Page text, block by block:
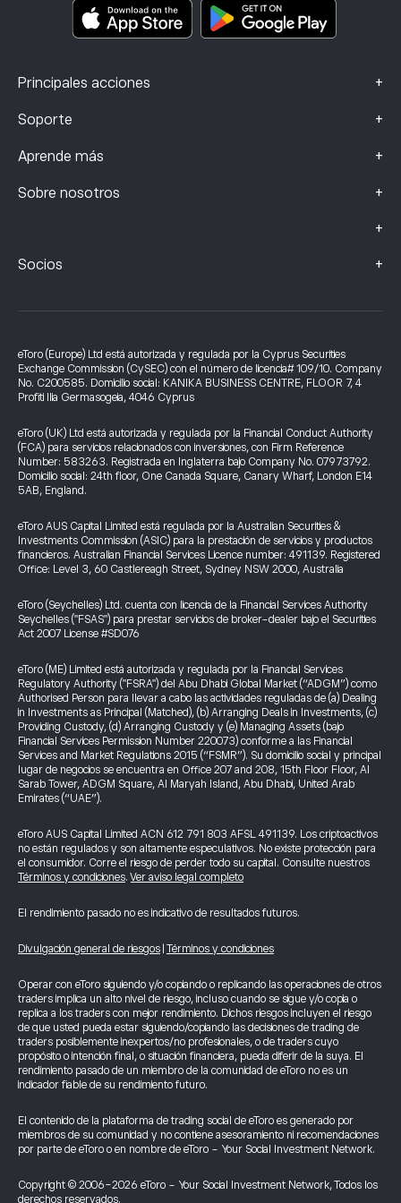
Principales acciones +
Soporte +
Aprende más +
Sobre nosotros +
+
Datos de reclamaciones (clientes de la FCA)
Socios +
eToro (Europe) Ltd está autorizada y regulada por la Cyprus Securities
Exchange Commission (CySEC) con el número de licencia# 109/10. Company
No. C200585. Domicilio social: KANIKA BUSINESS CENTRE, FLOOR 7, 4
Profiti Ilia Germasogeia, 4046 Cyprus
eToro (UK) Ltd está autorizada y regulada por la Financial Conduct Authority
(FCA) para servicios relacionados con inversiones, con Firm Reference
Number: 583263. Registrada en Inglaterra bajo Company No. 07973792.
Domicilio social: 24th floor, One Canada Square, Canary Wharf, London E14
5AB, England.
eToro AUS Capital Limited está regulada por la Australian Securities &
Investments Commission (ASIC) para la prestación de servicios y productos
financieros. Australian Financial Services Licence number: 491139. Registered
Office: Level 3, 60 Castlereagh Street, Sydney NSW 2000, Australia
eToro (Seychelles) Ltd. cuenta con licencia de la Financial Services Authority
Seychelles ("FSAS") para prestar servicios de broker-dealer bajo el Securities
Act 2007 License #SD076
eToro (ME) Limited está autorizada y regulada por la Financial Services
Regulatory Authority ("FSRA") del Abu Dhabi Global Market (“ADGM”) como
Authorised Person para llevar a cabo las actividades reguladas de (a) Dealing
in Investments as Principal (Matched), (b) Arranging Deals in Investments, (c)
Providing Custody, (d) Arranging Custody y (e) Managing Assets (bajo
Financial Services Permission Number 220073) conforme a las Financial
Services and Market Regulations 2015 (“FSMR”). Su domicilio social y principal
lugar de negocios se encuentra en Office 207 and 208, 15th Floor Floor, Al
Sarab Tower, ADGM Square, Al Maryah Island, Abu Dhabi, United Arab
Emirates (“UAE”).
eToro AUS Capital Limited ACN 612 791 803 AFSL 491139. Los criptoactivos
no están regulados y son altamente especulativos. No existe protección para
el consumidor. Corre el riesgo de perder todo su capital. Consulte nuestros
Términos y condiciones.Ver aviso legal completo
El rendimiento pasado no es indicativo de resultados futuros.
Divulgación general de riesgos Términos y condiciones
Operar con eToro siguiendo y/o copiando o replicando las operaciones de otros
traders implica un alto nivel de riesgo, incluso cuando se sigue y/o copia o
replica a los traders con mejor rendimiento. Dichos riesgos incluyen el riesgo
de que usted pueda estar siguiendo/copiando las decisiones de trading de
traders posiblemente inexpertos/no profesionales, o de traders cuyo
propósito o intención final, o situación financiera, pueda diferir de la suya. El
rendimiento pasado de un miembro de la comunidad de eToro no es un
indicador fiable de su rendimiento futuro.
El contenido de la plataforma de trading social de eToro es generado por
miembros de su comunidad y no contiene asesoramiento ni recomendaciones
por parte de eToro o en nombre de eToro - Your Social Investment Network.
Copyright © 2006-2026 eToro - Your Social Investment Network, Todos los
derechos reservados.